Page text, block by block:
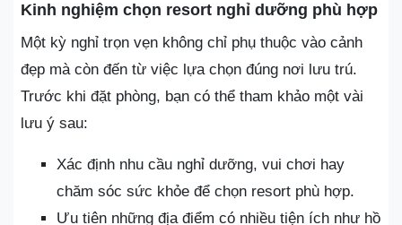
Kinh nghiệm chọn resort nghỉ dưỡng phù hợp
Một kỳ nghỉ trọn vẹn không chỉ phụ thuộc vào cảnh
đẹp mà còn đến từ việc lựa chọn đúng nơi lưu trú.
Trước khi đặt phòng, bạn có thể tham khảo một vài
lưu ý sau:
Xác định nhu cầu nghỉ dưỡng, vui chơi hay
chăm sóc sức khỏe để chọn resort phù hợp.
Ưu tiên những địa điểm có nhiều tiện ích như hồ